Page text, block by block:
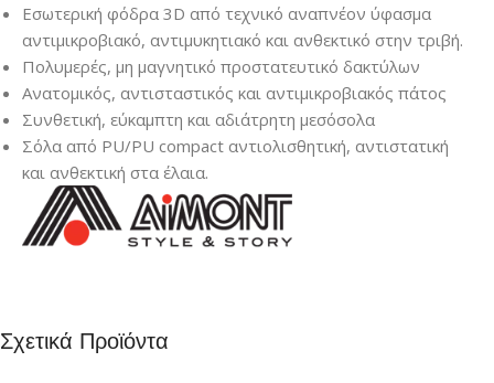
Εσωτερική φόδρα 3D από τεχνικό αναπνέον ύφασμα
αντιμικροβιακό, αντιμυκητιακό και ανθεκτικό στην τριβή.
Πολυμερές, μη μαγνητικό προστατευτικό δακτύλων
Ανατομικός, αντισταστικός και αντιμικροβιακός πάτος
Συνθετική, εύκαμπτη και αδιάτρητη μεσόσολα
Σόλα από PU/PU compact αντιολισθητική, αντιστατική
και ανθεκτική στα έλαια.
Σχετικά Προϊόντα